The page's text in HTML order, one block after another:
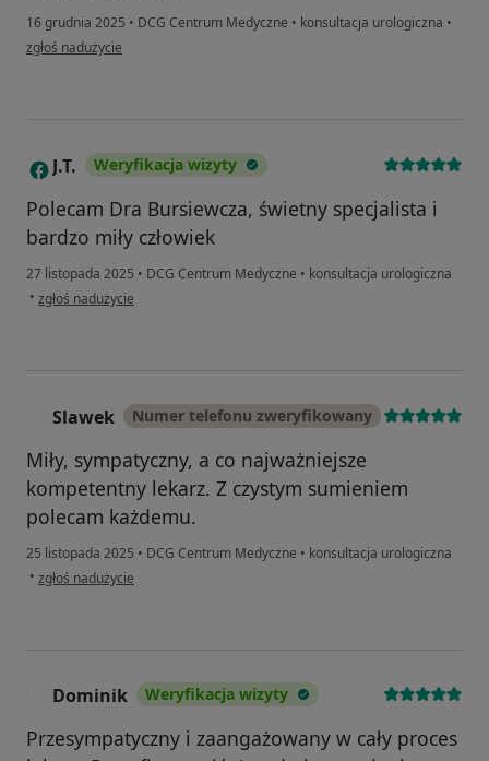
16 grudnia 2025 • DCG Centrum Medyczne • konsultacja urologiczna •
w opinii użytkownika Łukasz
zgłoś nadużycie
J J.T. Weryfikacja wizyty
Polecam Dra Bursiewcza, świetny specjalista i
bardzo miły człowiek
27 listopada 2025 • DCG Centrum Medyczne • konsultacja urologiczna
• w opinii użytkownika J.T.
zgłoś nadużycie
Slawek Numer telefonu zweryfikowany
Miły, sympatyczny, a co najważniejsze
kompetentny lekarz. Z czystym sumieniem
polecam każdemu.
25 listopada 2025 • DCG Centrum Medyczne • konsultacja urologiczna
• w opinii użytkownika Slawek
zgłoś nadużycie
Dominik Weryfikacja wizyty
Przesympatyczny i zaangażowany w cały proces